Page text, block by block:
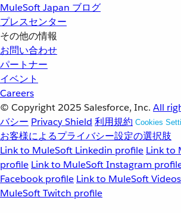
MuleSoft Japan ブログ
プレスセンター
その他の情報
お問い合わせ
パートナー
イベント
Careers
© Copyright 2025 Salesforce, Inc. All
バシー Privacy Shield 利用規約 Cookies
お客様によるプライバシー設定の選択肢
Link to MuleSoft Linkedin profile Link to
profile Link to MuleSoft Instagram
Facebook profile Link to MuleSoft
MuleSoft Twitch profile